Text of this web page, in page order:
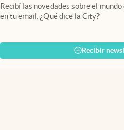
Recibí las novedades sobre el
en tu email. ¿Qué dice la City?
Recibir